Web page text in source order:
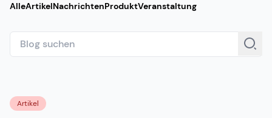
AlleArtikelNachrichtenProduktVeranstaltung
Artikel